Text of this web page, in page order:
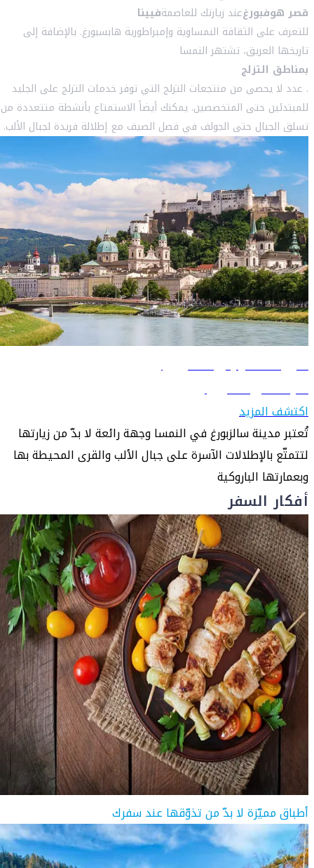
قصر هوفبورغعند زيارتك للعاصمةفيينا
للتعرف على الثقافة النمساوية وإمبراطورية هابسبورغ. بالإضافة إلى
تاريخها العريق، تشتهر النمسا
بمناطق التزلج
. عدد لا يحصى من منتجعات التزلج التي توفر خدمات التزلج على الجليد
للمبتدئين حتى المتخصصين. يمكنك أيضاً الاستمتاع بأنشطة متتعددة من
تسلق الجبال حتى الجولف في فصل الصيف مع إطلالة فريدة لجبال الألب.
دليل السفر إلى سالزبورغ
تعرّف على سالزبورغ
اكتشف المزيد
تُعتبر مدينة سالزبورغ في النمسا وجهة رائعة لا بدّ من زيارتها
لتتمتّع بالإطلالات الآسرة على جبال الألب والقرى المحيطة بها
وبعمارتها الباروكية
أفكار السفر
أطباق مميّزة لا بدّ من تذوّقها عند سفرك